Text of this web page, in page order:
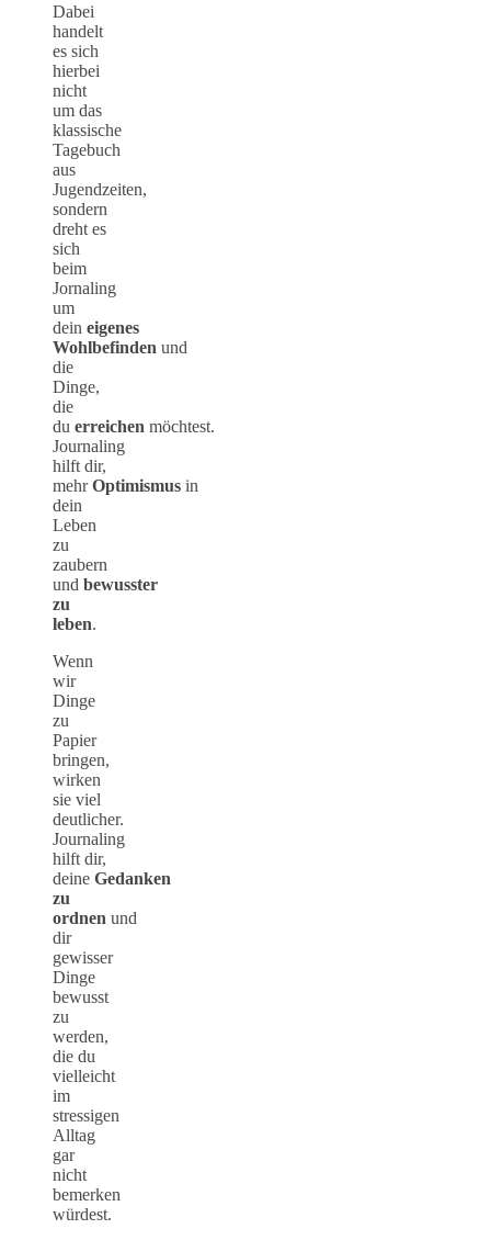
Dabei
handelt
es sich
hierbei
nicht
um das
klassische
Tagebuch
aus
Jugendzeiten,
sondern
dreht es
sich
beim
Jornaling
um
dein eigenes
Wohlbefinden und
die
Dinge,
die
du erreichen möchtest.
Journaling
hilft dir,
mehrOptimismus in
dein
Leben
zu
zaubern
und bewusster
zu
leben.
Wenn
wir
Dinge
zu
Papier
bringen,
wirken
sie viel
deutlicher.
Journaling
hilft dir,
deine Gedanken
zu
ordnen und
dir
gewisser
Dinge
bewusst
zu
werden,
die du
vielleicht
im
stressigen
Alltag
gar
nicht
bemerken
würdest.